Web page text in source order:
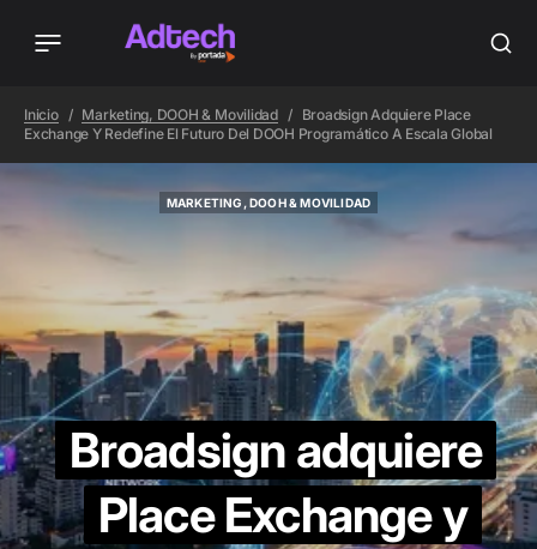
Inicio Marketing, DOOH & Movilidad
Broadsign Adquiere Place
Exchange Y Redefine El Futuro Del DOOH Programático A Escala Global
MARKETING, DOOH & MOVILIDAD
Broadsign adquiere
Place Exchange y